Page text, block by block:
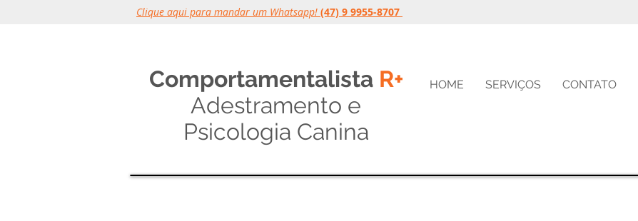
Clique aqui para mandar um Whatsapp! (47) 9 9955-8707
Comportamentalista R+
Adestramento e
Psicologia Canina
HOME SERVIÇOS CONTATO